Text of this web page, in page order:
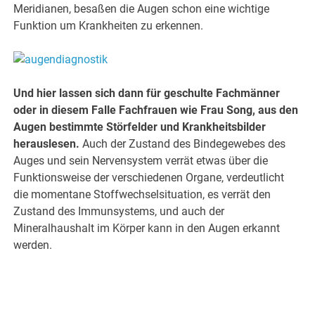
Meridianen, besaßen die Augen schon eine wichtige
Funktion um Krankheiten zu erkennen.
Und hier lassen sich dann für geschulte Fachmänner
oder in diesem Falle Fachfrauen wie Frau Song, aus den
Augen bestimmte Störfelder und Krankheitsbilder
herauslesen. Auch der Zustand des Bindegewebes des
Auges und sein Nervensystem verrät etwas über die
Funktionsweise der verschiedenen Organe, verdeutlicht
die momentane Stoffwechselsituation, es verrät den
Zustand des Immunsystems, und auch der
Mineralhaushalt im Körper kann in den Augen erkannt
werden.